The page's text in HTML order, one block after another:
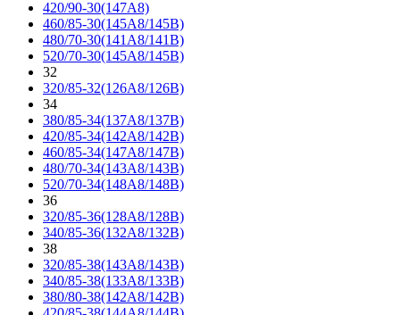
420/90-30(147A8)
460/85-30(145A8/145B)
480/70-30(141A8/141B)
520/70-30(145A8/145B)
32
320/85-32(126A8/126B)
34
380/85-34(137A8/137B)
420/85-34(142A8/142B)
460/85-34(147A8/147B)
480/70-34(143A8/143B)
520/70-34(148A8/148B)
36
320/85-36(128A8/128B)
340/85-36(132A8/132B)
38
320/85-38(143A8/143B)
340/85-38(133A8/133B)
380/80-38(142A8/142B)